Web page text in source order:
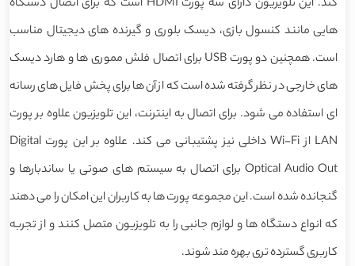
کند. این تلویزیون دارای سه پورت HDMI است که برای اتصال دستگاه
هایی مانند کنسول بازی، دیسک بلوری و گیرنده های دیجیتال مناسب
است. همچنین دو پورت USB برای اتصال فلش مموری ها و هارد دیسک
های خارجی در نظر گرفته شده است که از آن ها برای پخش فایل های رسانه
ای استفاده می شود. برای اتصال به اینترنت، این تلویزیون علاوه بر پورت
LAN از Wi-Fi داخلی نیز پشتیبانی می کند. علاوه بر این پورت Digital
Optical Audio Out برای اتصال به سیستم های صوتی یا ساندبارها و
گنجانده شده است. این مجموعه پورت ها به کاربران این امکان را می دهند
که انواع دستگاه ها و لوازم جانبی را به تلویزیون متصل کنند و از تجربه
کاربری گسترده تری بهره مند شوند.